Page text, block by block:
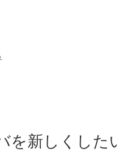
を新しくした